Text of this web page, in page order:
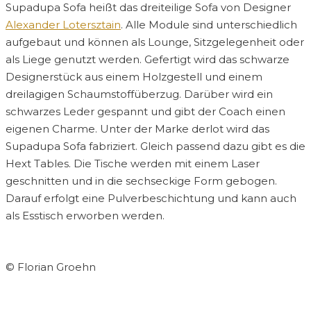
Supadupa Sofa heißt das dreiteilige Sofa von Designer
Alexander Lotersztain. Alle Module sind unterschiedlich
aufgebaut und können als Lounge, Sitzgelegenheit oder
als Liege genutzt werden. Gefertigt wird das schwarze
Designerstück aus einem Holzgestell und einem
dreilagigen Schaumstoffüberzug. Darüber wird ein
schwarzes Leder gespannt und gibt der Coach einen
eigenen Charme. Unter der Marke derlot wird das
Supadupa Sofa fabriziert. Gleich passend dazu gibt es die
Hext Tables. Die Tische werden mit einem Laser
geschnitten und in die sechseckige Form gebogen.
Darauf erfolgt eine Pulverbeschichtung und kann auch
als Esstisch erworben werden.
© Florian Groehn